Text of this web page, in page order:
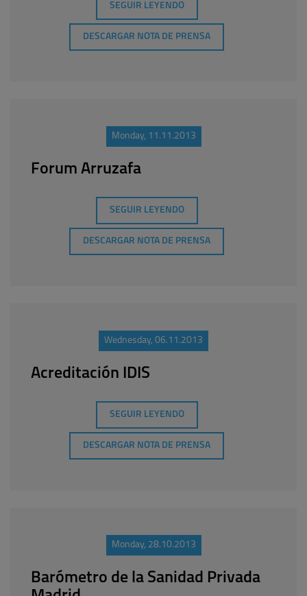
SEGUIR LEYENDO
DESCARGAR NOTA DE PRENSA
Monday, 11.11.2013
Forum Arruzafa
SEGUIR LEYENDO
DESCARGAR NOTA DE PRENSA
Wednesday, 06.11.2013
Acreditación IDIS
SEGUIR LEYENDO
DESCARGAR NOTA DE PRENSA
Monday, 28.10.2013
Barómetro de la Sanidad Privada